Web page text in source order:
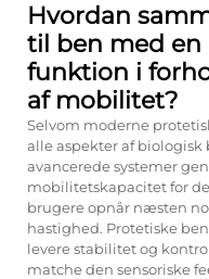
Hvordan
til ben med en
funktion i
af mobilitet?
Selvom moderne
alle aspekter af
avancerede systemer
mobilitetskapacitet for
brugere opnår næsten
hastighed. Protetiske
levere stabilitet og
matche den sensoriske